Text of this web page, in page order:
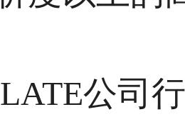
公司